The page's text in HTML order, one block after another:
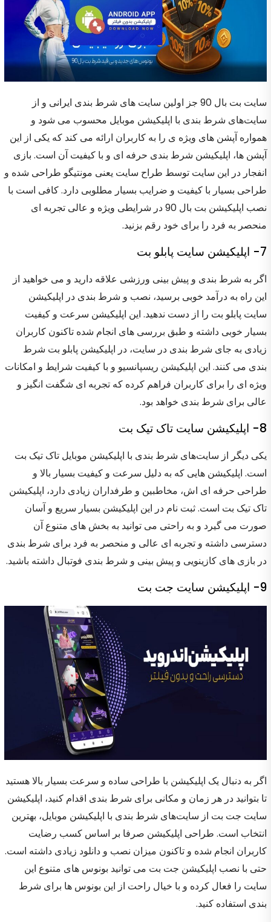
سایت بت بال 90 جز اولین سایت های شرط بندی ایرانی و از
سایت‌های شرط بندی با اپلیکیشن موبایل محسوب می شود و
همواره آپشن های ویژه ی را به کاربران ارائه می کند که یکی از این
آپشن ها، اپلیکیشن شرط بندی حرفه ای و با کیفیت آن است. بازی
انفجار در این سایت توسط طراح سایت یعنی مونتیگو طراحی شده و
طراحی بسیار با کیفیت و ضرایب بسیار مطلوبی دارد. کافی است با
نصب اپلیکیشن بت بال 90 در شرایطی ویژه و عالی تجربه ای
منحصر به فرد را برای خود رقم بزنید.
7- اپلیکیشن سایت پابلو بت
اگر به شرط بندی و پیش بینی ورزشی علاقه دارید و می خواهید از
این راه به درآمد خوبی برسید، نصب و شرط بندی در اپلیکیشن
سایت پابلو بت را از دست ندهید. این اپلیکیشن سرعت و کیفیت
بسیار خوبی داشته و طبق بررسی های انجام شده تاکنون کاربران
زیادی به جای شرط بندی در سایت، در اپلیکیشن پابلو بت شرط
بندی می کنند. این اپلیکیشن ریسپانسیو و با کیفیت شرایط و امکانات
ویژه ای را برای کاربران فراهم کرده که تجربه ای شگفت انگیز و
عالی برای شرط بندی خواهد بود.
8- اپلیکیشن سایت تاک تیک بت
یکی دیگر از سایت‌های شرط بندی با اپلیکیشن موبایل تاک تیک بت
است. اپلیکیشن هایی که به دلیل سرعت و کیفیت بسیار بالا و
طراحی حرفه ای اش، مخاطبین و طرفداران زیادی دارد، اپلیکیشن
تاک تیک بت است. ثبت نام در این اپلیکیشن بسیار سریع و آسان
صورت می گیرد و به راحتی می توانید به بخش های متنوع آن
دسترسی داشته و تجربه ای عالی و منحصر به فرد برای شرط بندی
در بازی های کازینویی و پیش بینی و شرط بندی فوتبال داشته باشید.
9- اپلیکیشن سایت جت بت
اگر به دنبال یک اپلیکیشن با طراحی ساده و سرعت بسیار بالا هستید
تا بتوانید در هر زمان و مکانی برای شرط بندی اقدام کنید، اپلیکیشن
سایت جت بت از سایت‌های شرط بندی با اپلیکیشن موبایل، بهترین
انتخاب است. طراحی اپلیکیشن صرفا بر اساس کسب رضایت
کاربران انجام شده و تاکنون میزان نصب و دانلود زیادی داشته است.
حتی با نصب اپلیکیشن جت بت می توانید بونوس های متنوع این
سایت را فعال کرده و با خیال راحت از این بونوس ها برای شرط
بندی استفاده کنید.